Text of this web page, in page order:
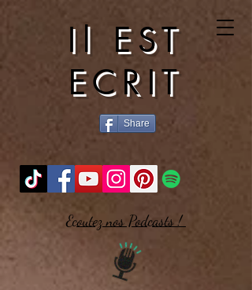
Il EST
ECRIT
Share
Ecoutez nos Podcasts !